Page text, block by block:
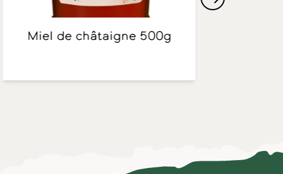
Miel de châtaigne 500g